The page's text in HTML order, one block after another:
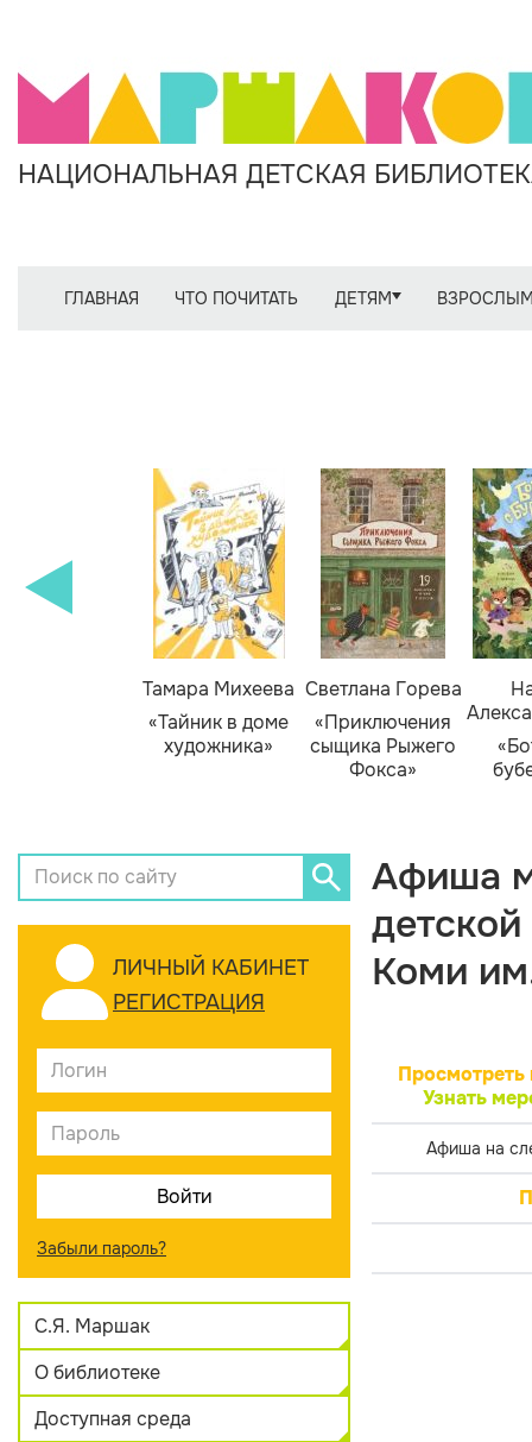
НАЦИОНАЛЬНАЯ ДЕТСКАЯ
ГЛАВНАЯ ЧТО ПОЧИТАТЬ ДЕТЯМ
Тамара Михеева
«Тайник в доме
художника»
Светлана Горева
«Приключения
сыщика Рыжего
Фокса»
ЛИЧНЫЙ КАБИНЕТ
РЕГИСТРАЦИЯ
Забыли пароль?
С.Я. Маршак
О библиотеке
Доступная среда
Афиша
Коми
Просмотреть
Узнать
Афиша на